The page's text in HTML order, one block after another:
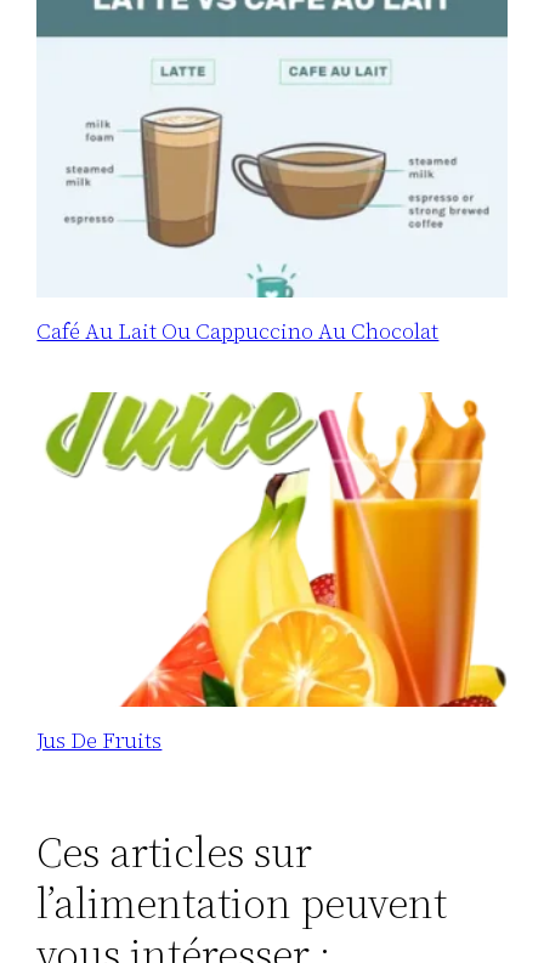
Café Au Lait Ou Cappuccino Au Chocolat
Jus De Fruits
Ces articles sur
l’alimentation peuvent